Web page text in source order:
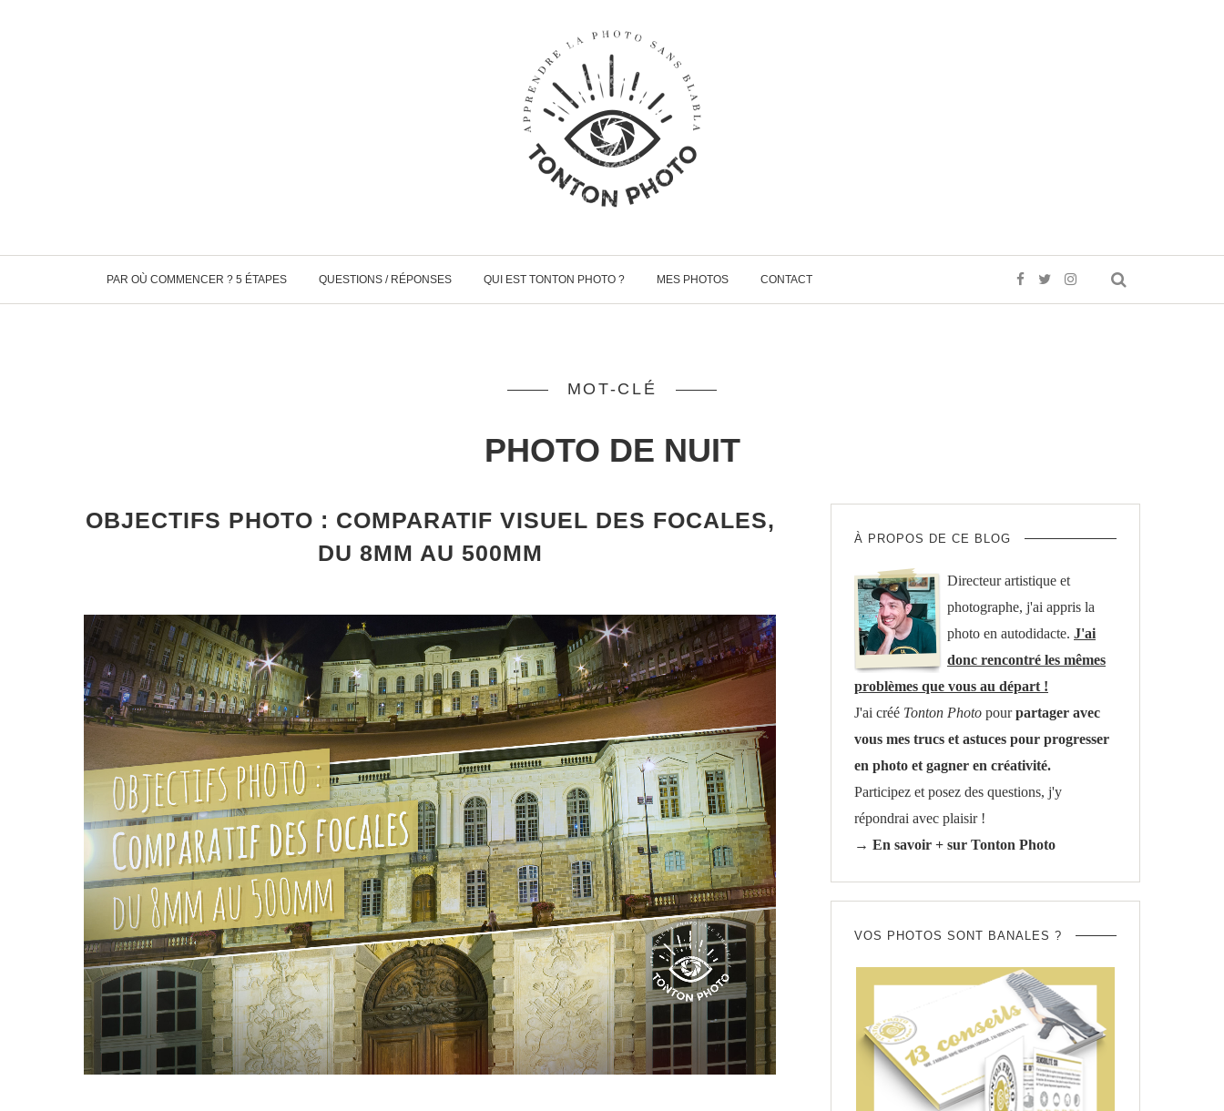
PAR OÙ COMMENCER ? 5 ÉTAPES QUESTIONS / RÉPONSES QUI EST TONTON PHOTO ? MES PHOTOS CONTACT
MOT-CLÉ
PHOTO DE NUIT
OBJECTIFS PHOTO : COMPARATIF VISUEL DES FOCALES,
DU 8MM AU 500MM
À PROPOS DE CE BLOG
Directeur artistique et
photographe, j'ai appris la
photo en autodidacte. J'ai
donc rencontré les mêmes
problèmes que vous au départ !
J'ai créé Tonton Photo pourpartager avec
vous mes trucs et astuces pour progresser
en photo et gagner en créativité.
Participez et posez des questions, j'y
répondrai avec plaisir !
→ En savoir + sur Tonton Photo
VOS PHOTOS SONT BANALES ?